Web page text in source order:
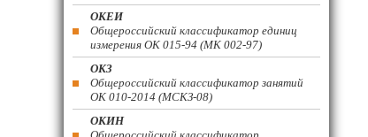
ОКЕИ
Общероссийский классификатор единиц
измерения ОК 015-94 (МК 002-97)
ОКЗ
Общероссийский классификатор занятий
ОК 010-2014 (МСКЗ-08)
ОКИН